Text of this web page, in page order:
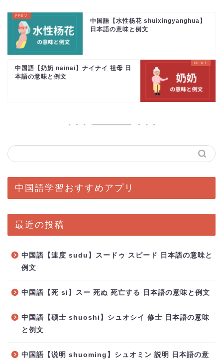
中国語【水性杨花 shuixingyanghua】
日本語の意味と例文
中国語【奶奶 nainai】ナイナイ 祖母 日
本語の意味と例文
中国語学習おすすめアプリ
最近の投稿
中国語【速度 sudu】スードゥ スピード 日本語の意味と
例文
中国語【死 si】スー 死ぬ 死亡する 日本語の意味と例文
中国語【硕士 shuoshi】シュオシイ 修士 日本語の意味
と例文
中国語【说明 shuoming】シュオミン 説明 日本語の意